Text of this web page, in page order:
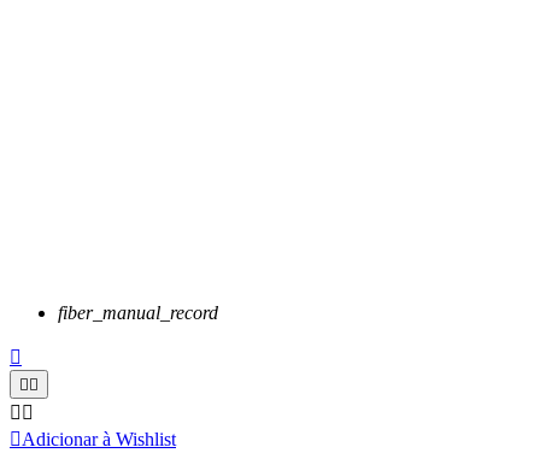
fiber_manual_record

 
 
Adicionar à Wishlist